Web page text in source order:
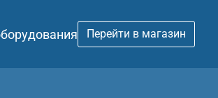
Перейти в магазин